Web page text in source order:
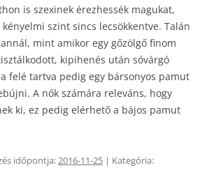
is szexinek érezhessék magukat,
szint sincs lecsökkentve. Talán
mint amikor egy gőzölgő finom
kipihenés után sóvárgó
felé tartva pedig egy bársonyos pamut
A nők számára releváns, hogy
ki, ez pedig elérhető a bájos pamut
időpontja:2016-11-25 | Kategória: